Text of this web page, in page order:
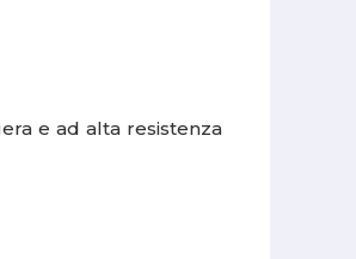
e ad alta resistenza